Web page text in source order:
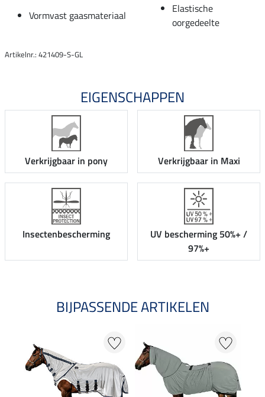
Vormvast gaasmateriaal
Elastische
oorgedeelte
Artikelnr.: 421409-S-GL
EIGENSCHAPPEN
Verkrijgbaar in pony Verkrijgbaar in Maxi
Insectenbescherming
UV bescherming 50%+ /
97%+
BIJPASSENDE ARTIKELEN